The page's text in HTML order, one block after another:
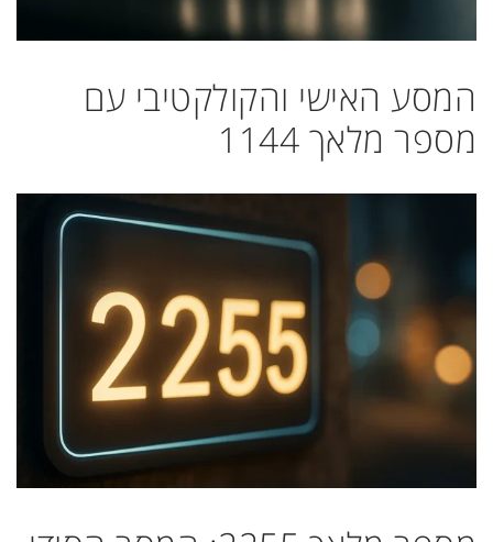
המסע האישי והקולקטיבי עם
מספר מלאך 1144